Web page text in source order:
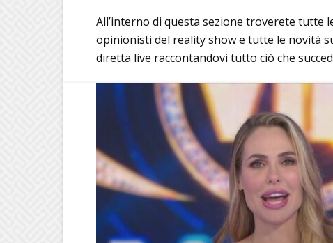
All’interno di questa sezione troverete tutte
opinionisti del reality show e tutte le novità
diretta live raccontandovi tutto ciò che